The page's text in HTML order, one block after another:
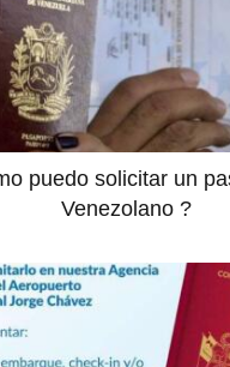
puedo solicitar un
Venezolano ?